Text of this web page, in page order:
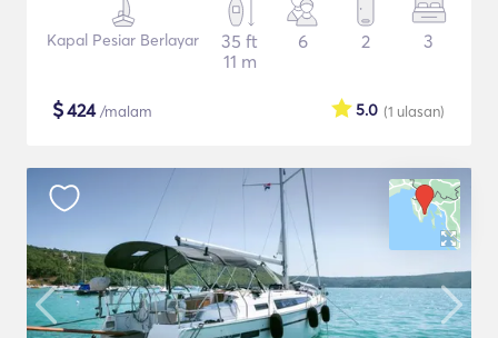
Kapal Pesiar Berlayar
35 ft
11 m
6 2 3
$424/malam (1 ulasan)
5.0